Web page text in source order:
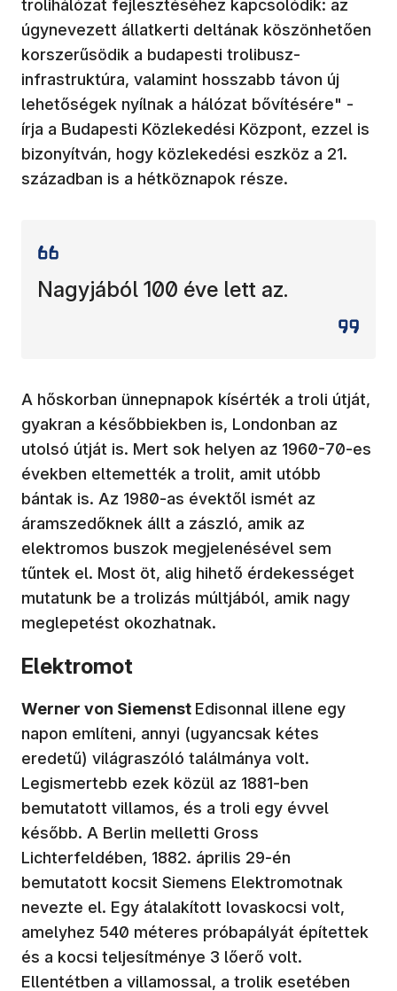
trolihálózat fejlesztéséhez kapcsolódik: az
úgynevezett állatkerti deltának köszönhetően
korszerűsödik a budapesti trolibusz-
infrastruktúra, valamint hosszabb távon új
lehetőségek nyílnak a hálózat bővítésére" -
írja a Budapesti Közlekedési Központ, ezzel is
bizonyítván, hogy közlekedési eszköz a 21.
században is a hétköznapok része.
Nagyjából 100 éve lett az.
A hőskorban ünnepnapok kísérték a troli útját,
gyakran a későbbiekben is, Londonban az
utolsó útját is. Mert sok helyen az 1960-70-es
években eltemették a trolit, amit utóbb
bántak is. Az 1980-as évektől ismét az
áramszedőknek állt a zászló, amik az
elektromos buszok megjelenésével sem
tűntek el. Most öt, alig hihető érdekességet
mutatunk be a trolizás múltjából, amik nagy
meglepetést okozhatnak.
Elektromot
Werner von Siemenst Edisonnal illene egy
napon említeni, annyi (ugyancsak kétes
eredetű) világraszóló találmánya volt.
Legismertebb ezek közül az 1881-ben
bemutatott villamos, és a troli egy évvel
később. A Berlin melletti Gross
Lichterfeldében, 1882. április 29-én
bemutatott kocsit Siemens Elektromotnak
nevezte el. Egy átalakított lovaskocsi volt,
amelyhez 540 méteres próbapályát építettek
és a kocsi teljesítménye 3 lőerő volt.
Ellentétben a villamossal, a trolik esetében